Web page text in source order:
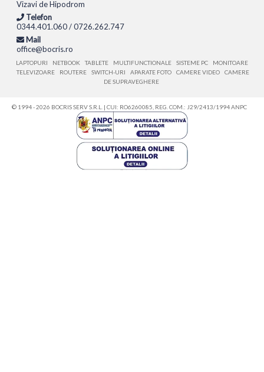
Vizavi de Hipodrom
Telefon
0344.401.060 / 0726.262.747
Mail
office@bocris.ro
LAPTOPURI NETBOOK TABLETE MULTIFUNCTIONALE SISTEME PC
MONITOARE
TELEVIZOARE
ROUTERE SWITCH-URI APARATE FOTO CAMERE VIDEO
CAMERE
DE SUPRAVEGHERE
© 1994 - 2026 BOCRIS SERV S.R.L. | CUI: RO6260085, REG. COM.: J29/2413/1994ANPC